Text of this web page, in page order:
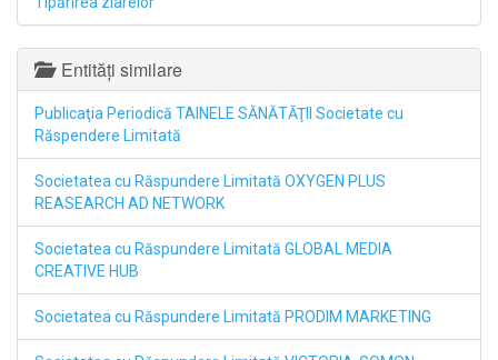
Entități similare
Publicaţia Periodică TAINELE SĂNĂTĂŢII Societate cu
Răspendere Limitată
Societatea cu Răspundere Limitată OXYGEN PLUS
REASEARCH AD NETWORK
Societatea cu Răspundere Limitată GLOBAL MEDIA
CREATIVE HUB
Societatea cu Răspundere Limitată PRODIM MARKETING